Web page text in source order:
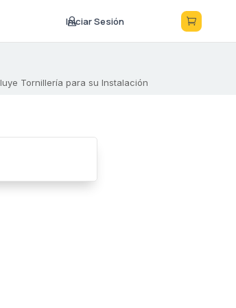

Iniciar Sesión 

Tornillería para su Instalación